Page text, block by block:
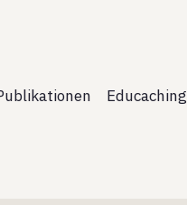
Educaching